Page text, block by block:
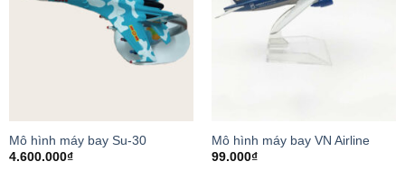
Mô hình máy bay Su-30
4.600.000₫
Mô hình máy bay VN Airline
99.000₫